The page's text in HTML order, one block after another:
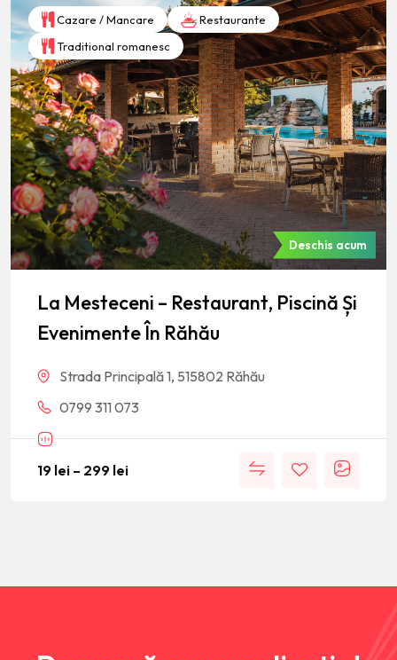
Cazare / Mancare
Restaurante
Traditional romanesc
Deschis acum
La Mesteceni – Restaurant, Piscină Și
Evenimente În Răhău
Strada Principală 1, 515802 Răhău
0799 311 073
19 lei – 299 lei